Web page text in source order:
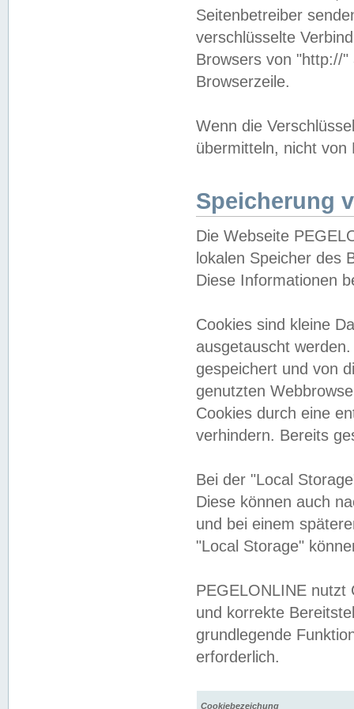
Seitenbetreiber
verschlüsselte
Browsers von "http://
Browserzeile.
Wenn die
übermitteln, nicht von
Speicherung
Die Webseite
lokalen Speicher des
Diese Informationen
Cookies sind kleine
ausgetauscht
gespeichert und von
genutzten
Cookies durch eine
verhindern. Bereits
Bei der "Local
Diese können auch
und bei einem
"Local Storage"
PEGELONLINE nutzt
und korrekte
grundlegende
erforderlich.
Cookiebezeichung